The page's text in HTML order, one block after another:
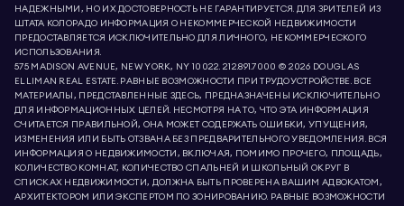
НАДЕЖНЫМИ, НО ИХ ДОСТОВЕРНОСТЬ НЕ ГАРАНТИРУЕТСЯ. ДЛЯ ЗРИТЕЛЕЙ ИЗ
ШТАТА КОЛОРАДО ИНФОРМАЦИЯ О НЕКОММЕРЧЕСКОЙ НЕДВИЖИМОСТИ
ПРЕДОСТАВЛЯЕТСЯ ИСКЛЮЧИТЕЛЬНО ДЛЯ ЛИЧНОГО, НЕКОММЕРЧЕСКОГО
ИСПОЛЬЗОВАНИЯ.
575 MADISON AVENUE, NEW YORK, NY 10022.212.891.7000 © 2026 DOUGLAS
ELLIMAN REAL ESTATE. РАВНЫЕ ВОЗМОЖНОСТИ ПРИ ТРУДОУСТРОЙСТВЕ. ВСЕ
МАТЕРИАЛЫ, ПРЕДСТАВЛЕННЫЕ ЗДЕСЬ, ПРЕДНАЗНАЧЕНЫ ИСКЛЮЧИТЕЛЬНО
ДЛЯ ИНФОРМАЦИОННЫХ ЦЕЛЕЙ. НЕСМОТРЯ НА ТО, ЧТО ЭТА ИНФОРМАЦИЯ
СЧИТАЕТСЯ ПРАВИЛЬНОЙ, ОНА МОЖЕТ СОДЕРЖАТЬ ОШИБКИ, УПУЩЕНИЯ,
ИЗМЕНЕНИЯ ИЛИ БЫТЬ ОТЗВАНА БЕЗ ПРЕДВАРИТЕЛЬНОГО УВЕДОМЛЕНИЯ. ВСЯ
ИНФОРМАЦИЯ О НЕДВИЖИМОСТИ, ВКЛЮЧАЯ, ПОМИМО ПРОЧЕГО, ПЛОЩАДЬ,
КОЛИЧЕСТВО КОМНАТ, КОЛИЧЕСТВО СПАЛЬНЕЙ И ШКОЛЬНЫЙ ОКРУГ В
СПИСКАХ НЕДВИЖИМОСТИ, ДОЛЖНА БЫТЬ ПРОВЕРЕНА ВАШИМ АДВОКАТОМ,
АРХИТЕКТОРОМ ИЛИ ЭКСПЕРТОМ ПО ЗОНИРОВАНИЮ. РАВНЫЕ ВОЗМОЖНОСТИ